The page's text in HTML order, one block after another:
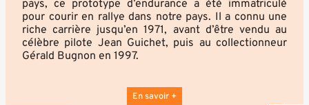
pays, ce prototype d’endurance a été immatriculé
pour courir en rallye dans notre pays. Il a connu une
riche carrière jusqu’en 1971, avant d’être vendu au
célèbre pilote Jean Guichet, puis au collectionneur
Gérald Bugnon en 1997.
En savoir +